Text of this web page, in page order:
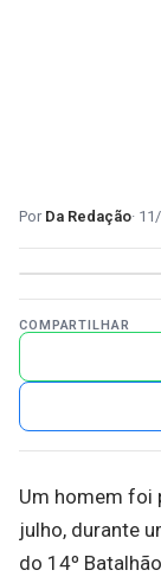
Da Redação
COMPARTILHAR
Um homem foi
julho, durante
do 14º